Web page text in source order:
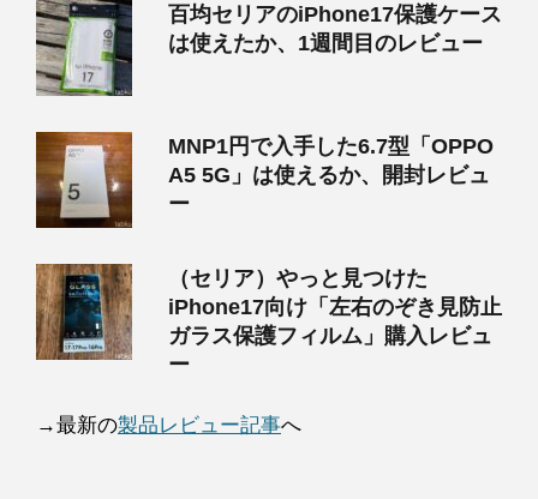
百均セリアのiPhone17保護ケース
は使えたか、1週間目のレビュー
MNP1円で入手した6.7型「OPPO
A5 5G」は使えるか、開封レビュ
ー
（セリア）やっと見つけた
iPhone17向け「左右のぞき見防止
ガラス保護フィルム」購入レビュ
ー
→最新の製品レビュー記事へ